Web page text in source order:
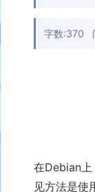
字数:370
在Debian上
见方法是